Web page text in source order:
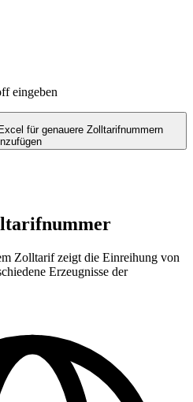
eingeben
für genauere Zolltarifnummern
Zolltarif zeigt die Einreihung von
Erzeugnisse der